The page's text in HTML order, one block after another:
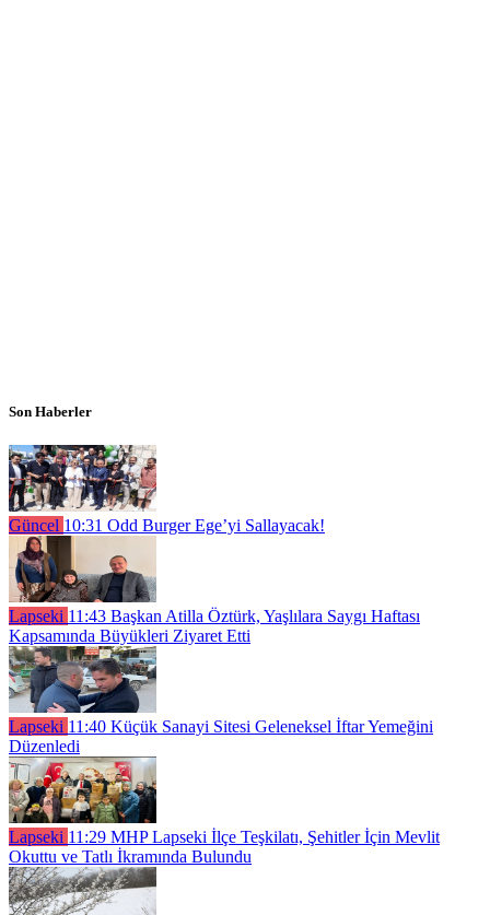
Son Haberler
Güncel 10:31 Odd Burger Ege’yi Sallayacak!
Lapseki 11:43 Başkan Atilla Öztürk, Yaşlılara Saygı Haftası
Kapsamında Büyükleri Ziyaret Etti
Lapseki 11:40 Küçük Sanayi Sitesi Geleneksel İftar Yemeğini
Düzenledi
Lapseki 11:29 MHP Lapseki İlçe Teşkilatı, Şehitler İçin Mevlit
Okuttu ve Tatlı İkramında Bulundu